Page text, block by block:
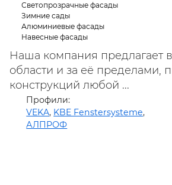
Светопрозрачные фасады
Зимние сады
Алюминиевые фасады
Навесные фасады
Наша компания предлагает
области и за её пределами,
конструкций любой ...
Профили:
VEKA, KBE Fenstersysteme,
АЛПРОФ